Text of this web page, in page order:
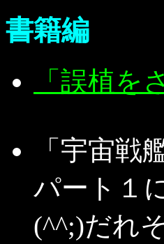
書籍編
「誤植を
「宇宙戦
パート１
(^^;)だれ